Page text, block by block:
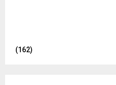
(162)